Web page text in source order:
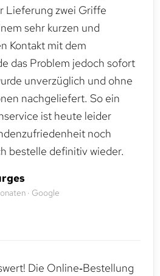
Lieferung zwei Griffe
sehr kurzen und
Kontakt mit dem
das Problem jedoch sofort
unverzüglich und ohne
nachgeliefert. So ein
ist heute leider
noch
bestelle definitiv wieder.
· Google
Die Online‑Bestellung